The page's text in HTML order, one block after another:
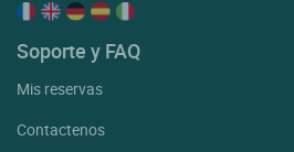
Soporte y FAQ
Mis reservas
Contactenos